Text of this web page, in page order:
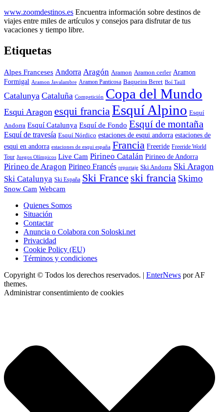
www.zoomdestinos.es Encuentra información sobre destinos de
viajes entre miles de artículos y consejos para disfrutar de tus
vacaciones y tiempo libre.
Etiquetas
Alpes Franceses Andorra Aragón Aramon Aramon cerler Aramon
Formigal Aramon Javalambre Aramon Panticosa Baqueira Beret Boí Taüll
Catalunya Cataluña Competición Copa del Mundo
Esqui Aragon esqui francia Esquí Alpino Esquí
Andorra Esquí Catalunya Esquí de Fondo Esquí de montaña
Esquí de travesía Esquí Nórdico estaciones de esqui andorra estaciones de
esqui en andorra estaciones de esqui españa Francia Freeride Freeride World
Tour Juegos Olímpicos Live Cam Pirineo Catalán Pirineo de Andorra
Pirineo de Aragon Pirineo Francés reportaje Ski Andorra Ski Aragon
Ski Catalunya Ski España Ski France ski francia Skimo
Snow Cam Webcam
Quienes Somos
Situación
Contactar
Anuncia o Colabora con Soloski.net
Privacidad
Cookie Policy (EU)
Términos y condiciones
Copyright © Todos los derechos reservados. | EnterNews por AF
themes.
Administrar consentimiento de cookies